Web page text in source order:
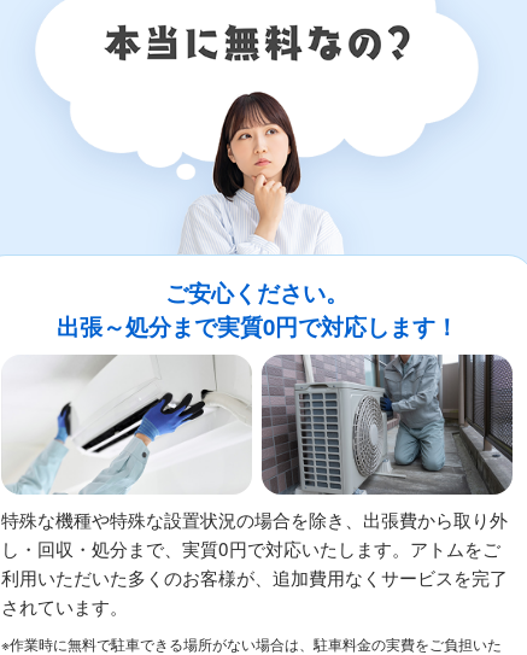
ご安心ください。
出張～処分まで実質0円で対応します！
特殊な機種や特殊な設置状況の場合を除き、出張費から取り外
し・回収・処分まで、実質0円で対応いたします。アトムをご
利用いただいた多くのお客様が、追加費用なくサービスを完了
されています。
※作業時に無料で駐車できる場所がない場合は、駐車料金の実費をご負担いた